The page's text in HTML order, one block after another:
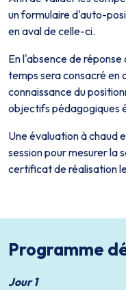
un formulaire d'auto-
en aval de celle-ci.
En l'absence de
temps sera consacré en
connaissance du
objectifs pédagogiques
Une évaluation à chaud
session pour mesurer la
certificat de réalisation
Programme
Jour 1